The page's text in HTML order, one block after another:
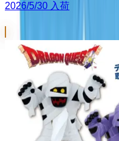
2026/5/30 入荷